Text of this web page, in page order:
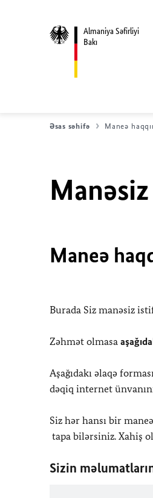
Almaniya Səfirliyi
Bakı
Əsas səhifə Maneə
Maneə
Burada Siz manəsiz
Zəhmət olmasa
Aşağıdakı əlaqə
dəqiq internet
Siz hər hansı bir
tapa bilərsiniz. Xahiş
Sizin